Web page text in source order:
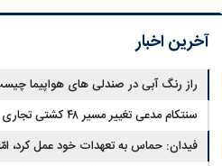
آخرین اخبار
راز رنگ آبی در صندلی های هواپیما
سنتکام مدعی تغییر مسیر ۴۸ کشتی تجاری شد
فیدان: حماس به تعهدات خود عمل کرد،